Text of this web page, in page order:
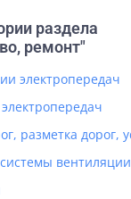
раздела
ремонт"
электропередач
вентиляции